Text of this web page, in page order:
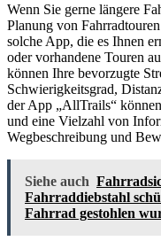
Wenn Sie gerne längere
Planung von
solche App, die es Ihnen
oder vorhandene Touren
können Ihre bevorzugte
Schwierigkeitsgrad,
der App „AllTrails“
und eine Vielzahl von
Wegbeschreibung und
Siehe auch
Fahrraddiebstahl
Fahrrad gestohlen